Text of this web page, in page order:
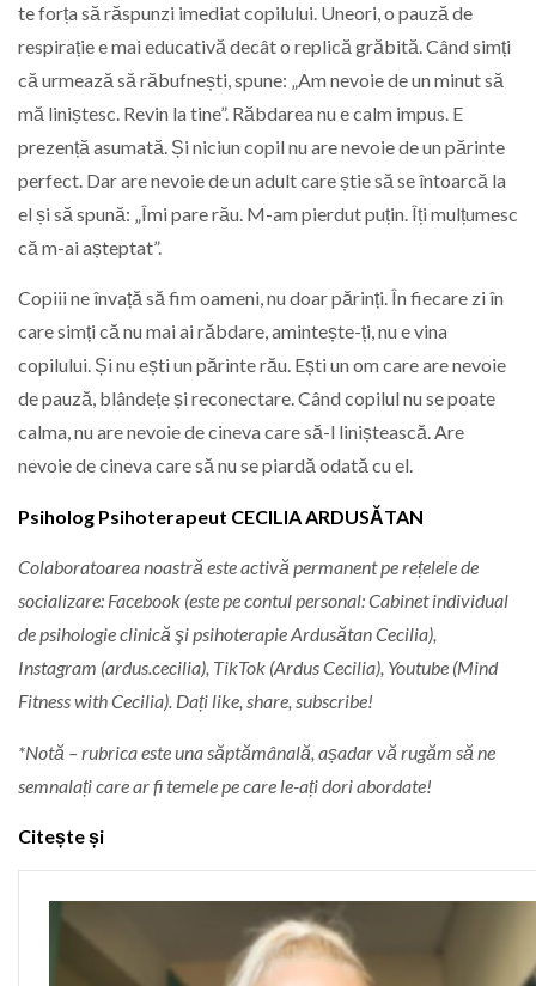
te forța să răspunzi imediat copilului. Uneori, o pauză de
respirație e mai educativă decât o replică grăbită. Când simți
că urmează să răbufnești, spune: „Am nevoie de un minut să
mă liniștesc. Revin la tine”. Răbdarea nu e calm impus. E
prezență asumată. Și niciun copil nu are nevoie de un părinte
perfect. Dar are nevoie de un adult care știe să se întoarcă la
el și să spună: „Îmi pare rău. M-am pierdut puțin. Îți mulțumesc
că m-ai așteptat”.
Copiii ne învață să fim oameni, nu doar părinți. În fiecare zi în
care simți că nu mai ai răbdare, amintește-ți, nu e vina
copilului. Și nu ești un părinte rău. Ești un om care are nevoie
de pauză, blândețe și reconectare. Când copilul nu se poate
calma, nu are nevoie de cineva care să-l liniștească. Are
nevoie de cineva care să nu se piardă odată cu el.
Psiholog Psihoterapeut CECILIA ARDUSĂTAN
Colaboratoarea noastră este activă permanent pe rețelele de
socializare: Facebook (este pe contul personal: Cabinet individual
de psihologie clinică şi psihoterapie Ardusătan Cecilia),
Instagram (ardus.cecilia), TikTok (Ardus Cecilia), Youtube (Mind
Fitness with Cecilia). Dați like, share, subscribe!
*Notă – rubrica este una săptămânală, așadar vă rugăm să ne
semnalați care ar fi temele pe care le-ați dori abordate!
Citește și